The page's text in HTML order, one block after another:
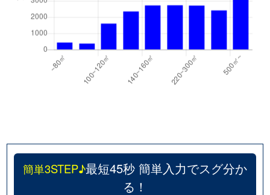
簡単3STEP♪最短45秒 簡単入力でスグ分か
る！